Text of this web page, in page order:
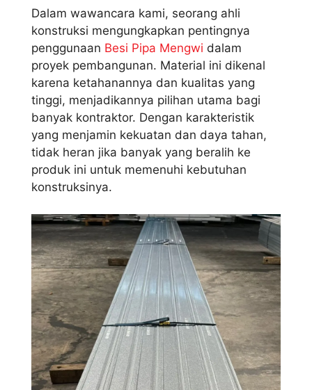
Dalam wawancara kami, seorang ahli
konstruksi mengungkapkan pentingnya
penggunaan Besi Pipa Mengwi dalam
proyek pembangunan. Material ini dikenal
karena ketahanannya dan kualitas yang
tinggi, menjadikannya pilihan utama bagi
banyak kontraktor. Dengan karakteristik
yang menjamin kekuatan dan daya tahan,
tidak heran jika banyak yang beralih ke
produk ini untuk memenuhi kebutuhan
konstruksinya.